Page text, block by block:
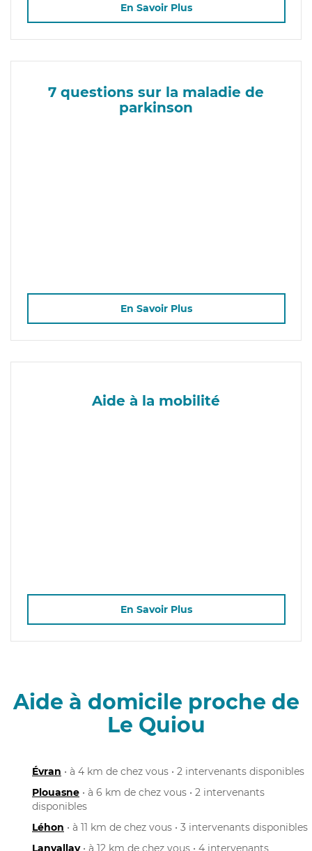
En Savoir Plus
7 questions sur la maladie de
parkinson
En Savoir Plus
Aide à la mobilité
En Savoir Plus
Aide à domicile proche de
Le Quiou
Évran • à 4 km de chez vous • 2 intervenants disponibles
Plouasne • à 6 km de chez vous • 2 intervenants
disponibles
Léhon • à 11 km de chez vous • 3 intervenants disponibles
Lanvallay• à 12 km de chez vous • 4 intervenants